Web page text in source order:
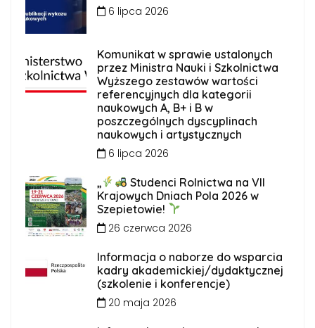
6 lipca 2026
Komunikat w sprawie ustalonych
przez Ministra Nauki i Szkolnictwa
Wyższego zestawów wartości
referencyjnych dla kategorii
naukowych A, B+ i B w
poszczególnych dyscyplinach
naukowych i artystycznych
6 lipca 2026
„
Studenci Rolnictwa na VII
Krajowych Dniach Pola 2026 w
Szepietowie!
26 czerwca 2026
Informacja o naborze do wsparcia
kadry akademickiej/dydaktycznej
(szkolenie i konferencje)
20 maja 2026